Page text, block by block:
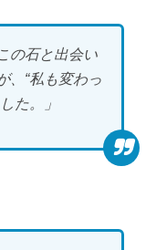
の石と出会い
、“私も変わっ
た。」